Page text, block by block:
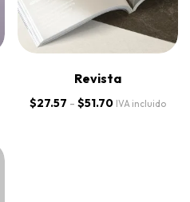
Revista
$27.57 - $51.70 IVA incluido